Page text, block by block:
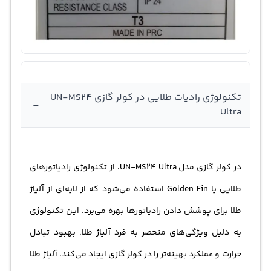
تکنولوژی رادیات طلایی در کولر گازی UN-MS24
Ultra
-
در کولر گازی مدل UN-MS24 Ultra، از تکنولوژی رادیاتورهای
طلایی یا Golden Fin استفاده می‌شود که از لایه‌ای از آلیاژ
طلا برای پوشش دادن رادیاتورها بهره می‌برد. این تکنولوژی
به دلیل ویژگی‌های منحصر به فرد آلیاژ طلا، بهبود تبادل
حرارت و عملکرد بهینه‌تر را در کولر گازی ایجاد می‌کند. آلیاژ طلا